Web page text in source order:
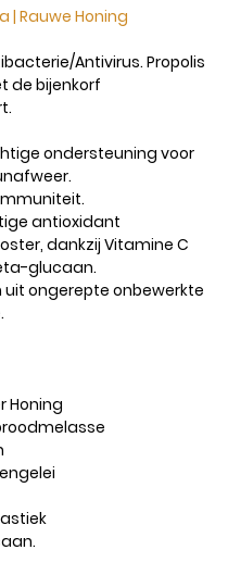
| Rauwe Honing
Antivirus. Propolis
de bijenkorf
ondersteuning voor
antioxidant
dankzij Vitamine C
glucaan.
uit ongerepte onbewerkte
Honing